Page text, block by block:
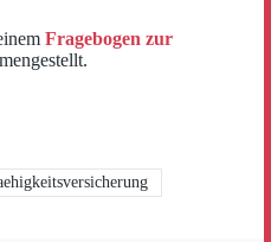
Fragebogen zur